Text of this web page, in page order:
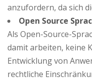
anzufordern, da sich
Open Source
Als Open-Source-
damit arbeiten, keine
Entwicklung von
rechtliche